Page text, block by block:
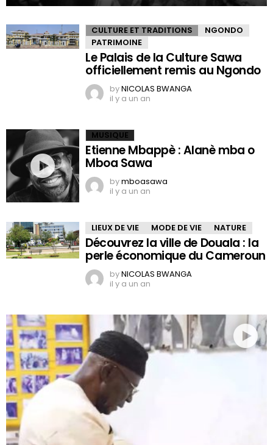
CULTURE ET TRADITIONS
NGONDO
PATRIMOINE
Le Palais de la Culture Sawa
officiellement remis au Ngondo
byNICOLAS BWANGA
il y a un an
MUSIQUE
Etienne Mbappè : Alanè mba o
Mboa Sawa
bymboasawa
il y a un an
LIEUX DE VIE MODE DE VIE NATURE
Découvrez la ville de Douala : la
perle économique du Cameroun
byNICOLAS BWANGA
il y a un an